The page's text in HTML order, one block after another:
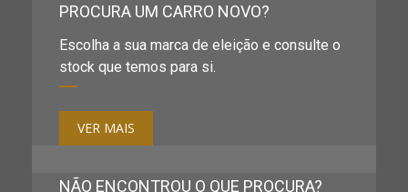
PROCURA UM CARRO NOVO?
Escolha a sua marca de eleição e consulte o
stock que temos para si.
VER MAIS
NÃO ENCONTROU O QUE PROCURA?